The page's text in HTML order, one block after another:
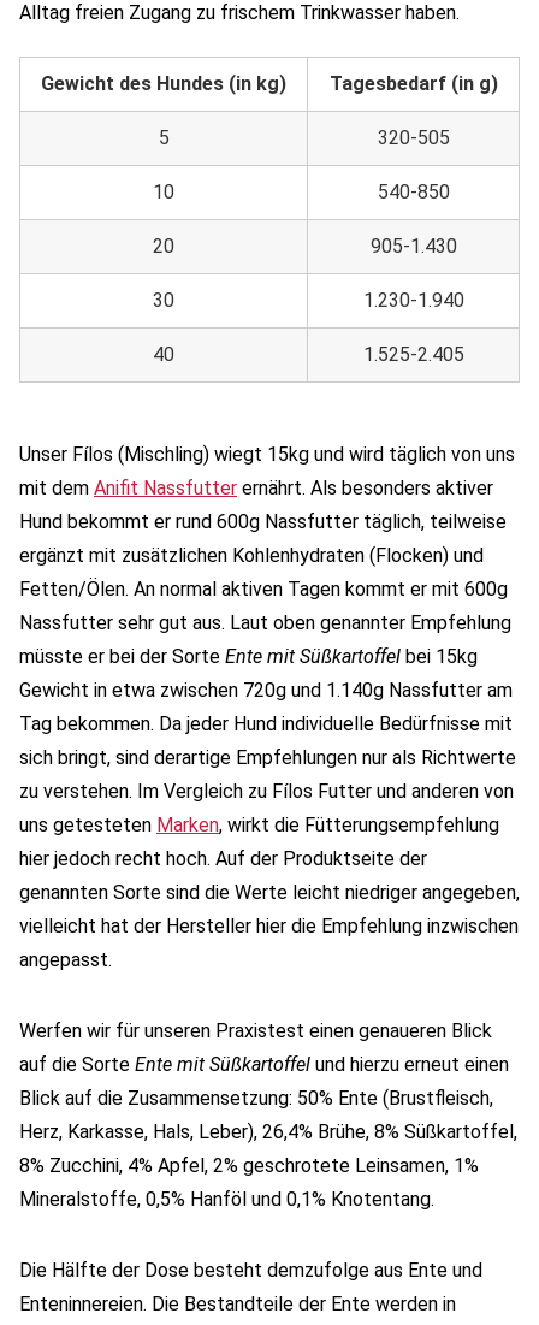
Alltag freien Zugang zu frischem Trinkwasser haben.
Gewicht des Hundes (in kg) Tagesbedarf (in g)
5 320-505
10 540-850
20 905-1.430
30 1.230-1.940
40 1.525-2.405
Unser Fílos (Mischling) wiegt 15kg und wird täglich von uns
mit dem Anifit Nassfutter ernährt. Als besonders aktiver
Hund bekommt er rund 600g Nassfutter täglich, teilweise
ergänzt mit zusätzlichen Kohlenhydraten (Flocken) und
Fetten/Ölen. An normal aktiven Tagen kommt er mit 600g
Nassfutter sehr gut aus. Laut oben genannter Empfehlung
müsste er bei der Sorte Ente mit Süßkartoffel bei 15kg
Gewicht in etwa zwischen 720g und 1.140g Nassfutter am
Tag bekommen. Da jeder Hund individuelle Bedürfnisse mit
sich bringt, sind derartige Empfehlungen nur als Richtwerte
zu verstehen. Im Vergleich zu Fílos Futter und anderen von
uns getesteten Marken, wirkt die Fütterungsempfehlung
hier jedoch recht hoch. Auf der Produktseite der
genannten Sorte sind die Werte leicht niedriger angegeben,
vielleicht hat der Hersteller hier die Empfehlung inzwischen
angepasst.
Werfen wir für unseren Praxistest einen genaueren Blick
auf die Sorte Ente mit Süßkartoffel und hierzu erneut einen
Blick auf die Zusammensetzung: 50% Ente (Brustfleisch,
Herz, Karkasse, Hals, Leber), 26,4% Brühe, 8% Süßkartoffel,
8% Zucchini, 4% Apfel, 2% geschrotete Leinsamen, 1%
Mineralstoffe, 0,5% Hanföl und 0,1% Knotentang.
Die Hälfte der Dose besteht demzufolge aus Ente und
Enteninnereien. Die Bestandteile der Ente werden in